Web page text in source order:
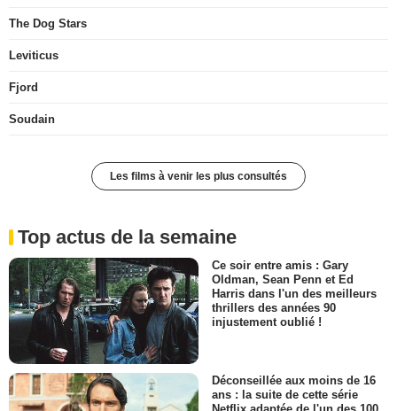
The Dog Stars
Leviticus
Fjord
Soudain
Les films à venir les plus consultés
Top actus de la semaine
Ce soir entre amis : Gary
Oldman, Sean Penn et Ed
Harris dans l'un des meilleurs
thrillers des années 90
injustement oublié !
Déconseillée aux moins de 16
ans : la suite de cette série